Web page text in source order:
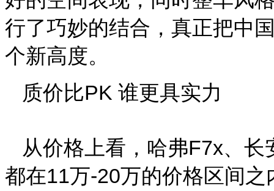
行了巧妙的结合，真正把中
个新高度。
质价比PK 谁更具实力
从价格上看，哈弗F7x、
都在11万-20万的价格区间